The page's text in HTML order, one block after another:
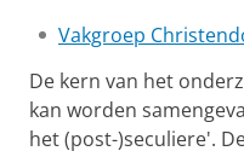
Vakgroep
De kern van het
kan worden
het (post-)seculiere'.